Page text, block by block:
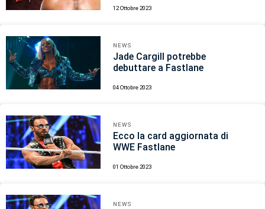
12 Ottobre 2023
NEWS
Jade Cargill potrebbe
debuttare a Fastlane
04 Ottobre 2023
NEWS
Ecco la card aggiornata di
WWE Fastlane
01 Ottobre 2023
NEWS